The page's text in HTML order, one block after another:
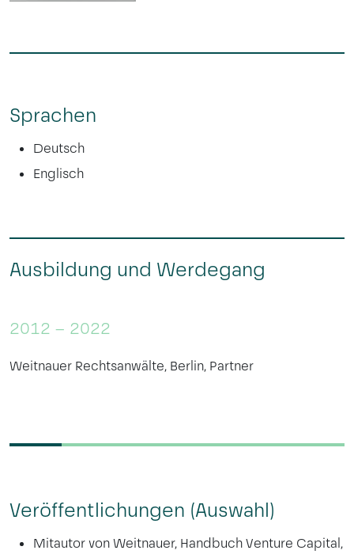
Sprachen
Deutsch
Englisch
Ausbildung und Werdegang
2012 – 2022
Weitnauer Rechtsanwälte, Berlin, Partner
Veröffentlichungen (Auswahl)
Mitautor von Weitnauer, Handbuch Venture Capital,